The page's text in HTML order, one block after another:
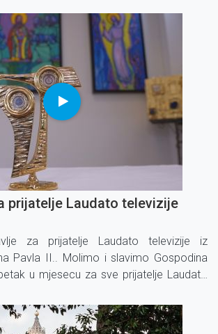
prijatelje Laudato televizije
za prijatelje Laudato televizije iz
Pavla II.. Molimo i slavimo Gospodina
u mjesecu za sve prijatelje Laudato